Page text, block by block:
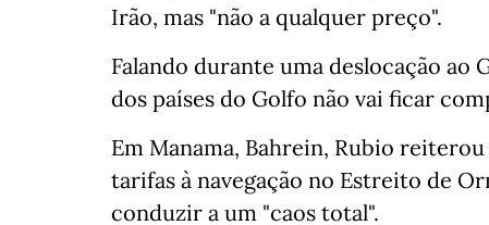
Irão, mas "não a qualquer preço".
Falando durante uma deslocação ao
dos países do Golfo não vai ficar
Em Manama, Bahrein, Rubio
tarifas à navegação no Estreito de
conduzir a um "caos total".